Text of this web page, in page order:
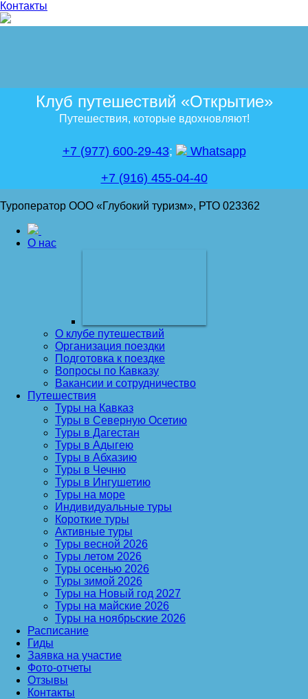
Контакты
Клуб путешествий «Открытие»
Путешествия, которые вдохновляют!
+7 (977) 600-29-43;
Whatsapp
+7 (916) 455-04-40
Туроператор ООО «Глубокий туризм», РТО 023362
О нас
О клубе путешествий
Организация поездки
Подготовка к поездке
Вопросы по Кавказу
Вакансии и сотрудничество
Путешествия
Туры на Кавказ
Туры в Северную Осетию
Туры в Дагестан
Туры в Адыгею
Туры в Абхазию
Туры в Чечню
Туры в Ингушетию
Туры на море
Индивидуальные туры
Короткие туры
Активные туры
Туры весной 2026
Туры летом 2026
Туры осенью 2026
Туры зимой 2026
Туры на Новый год 2027
Туры на майские 2026
Туры на ноябрьские 2026
Расписание
Гиды
Заявка на участие
Фото-отчеты
Отзывы
Контакты